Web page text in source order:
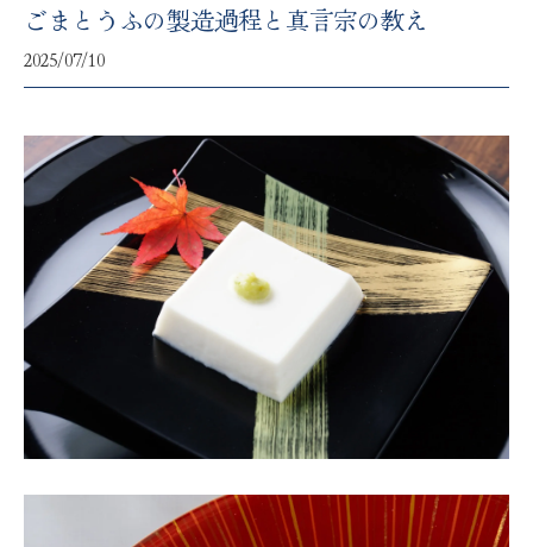
ごまとうふの製造過程と真言宗の教え
2025/07/10